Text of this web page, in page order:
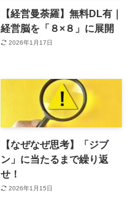
【経営曼荼羅】無料DL有｜
経営脳を「８×８」に展開
2026年1月17日
【なぜなぜ思考】「ジブ
ン」に当たるまで繰り返
せ！
2026年1月15日